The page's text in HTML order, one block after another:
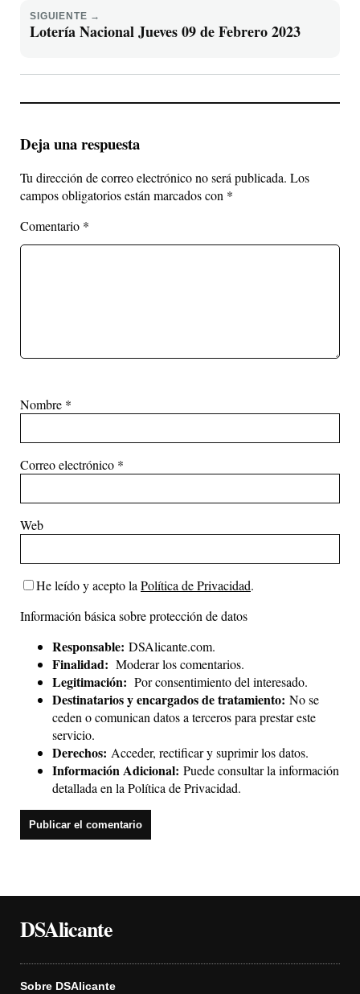
SIGUIENTE →
Lotería Nacional Jueves 09 de Febrero 2023
Deja una respuesta
Tu dirección de correo electrónico no será publicada. Los
campos obligatorios están marcados con *
Comentario *
Nombre *
Correo electrónico *
Web
He leído y acepto laPolítica de Privacidad.
Información básica sobre protección de datos
Responsable: DSAlicante.com.
Finalidad: Moderar los comentarios.
Legitimación: Por consentimiento del interesado.
Destinatarios y encargados de tratamiento: No se
ceden o comunican datos a terceros para prestar este
servicio.
Derechos: Acceder, rectificar y suprimir los datos.
Información Adicional: Puede consultar la información
detallada en laPolítica de Privacidad.
DSAlicante
Sobre DSAlicante